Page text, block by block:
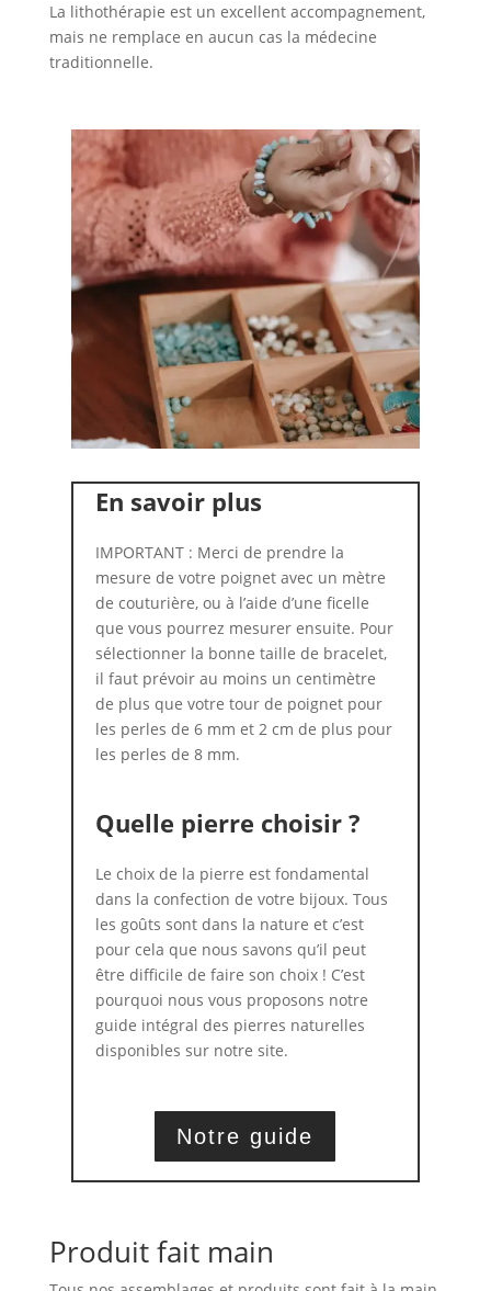
La lithothérapie est un excellent accompagnement,
mais ne remplace en aucun cas la médecine
traditionnelle.
En savoir plus
IMPORTANT : Merci de prendre la
mesure de votre poignet avec un mètre
de couturière, ou à l’aide d’une ficelle
que vous pourrez mesurer ensuite. Pour
sélectionner la bonne taille de bracelet,
il faut prévoir au moins un centimètre
de plus que votre tour de poignet pour
les perles de 6 mm et 2 cm de plus pour
les perles de 8 mm.
Quelle pierre choisir ?
Le choix de la pierre est fondamental
dans la confection de votre bijoux. Tous
les goûts sont dans la nature et c’est
pour cela que nous savons qu’il peut
être difficile de faire son choix ! C’est
pourquoi nous vous proposons notre
guide intégral des pierres naturelles
disponibles sur notre site.
Notre guide
Produit fait main